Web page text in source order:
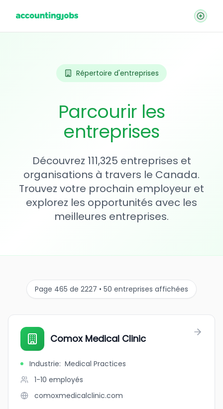
Répertoire d'entreprises
Parcourir les
entreprises
Découvrez 111,325 entreprises et
organisations à travers le Canada.
Trouvez votre prochain employeur et
explorez les opportunités avec les
meilleures entreprises.
Page 465 de 2227 • 50 entreprises affichées
Comox Medical Clinic
Industrie: Medical Practices
1-10 employés
comoxmedicalclinic.com